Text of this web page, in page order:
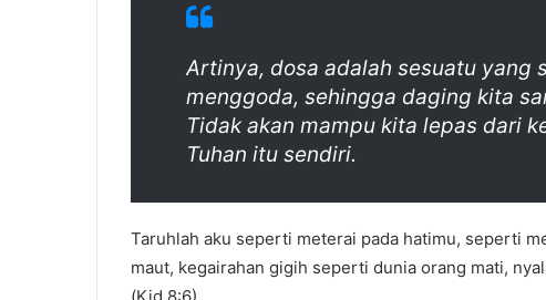
Artinya, dosa adalah sesuatu yang
menggoda, sehingga daging kita
Tidak akan mampu kita lepas dari
Tuhan itu sendiri.
Taruhlah aku seperti meterai pada hatimu, seperti
maut, kegairahan gigih seperti dunia orang mati,